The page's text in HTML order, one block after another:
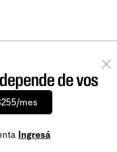
de vos
mes
Ingresá